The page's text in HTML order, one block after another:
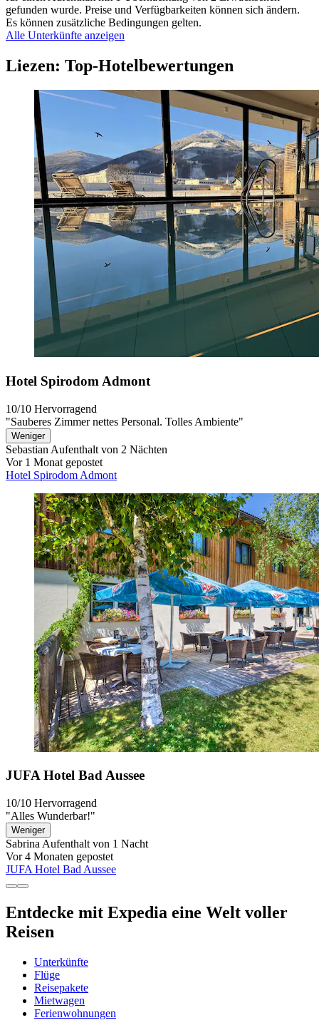
gefunden wurde. Preise und Verfügbarkeiten können sich ändern.
Es können zusätzliche Bedingungen gelten.
Alle Unterkünfte anzeigen
Liezen: Top-Hotelbewertungen
Hotel Spirodom Admont
10/10 Hervorragend
"Sauberes Zimmer nettes Personal. Tolles Ambiente"
Weniger
Sebastian Aufenthalt von 2 Nächten
Vor 1 Monat gepostet
Hotel Spirodom Admont
JUFA Hotel Bad Aussee
10/10 Hervorragend
"Alles Wunderbar!"
Weniger
Sabrina Aufenthalt von 1 Nacht
Vor 4 Monaten gepostet
JUFA Hotel Bad Aussee
Entdecke mit Expedia eine Welt voller
Reisen
Unterkünfte
Flüge
Reisepakete
Mietwagen
Ferienwohnungen